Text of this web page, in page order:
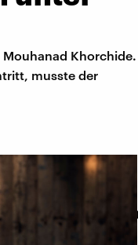
Khorchide.
musste der